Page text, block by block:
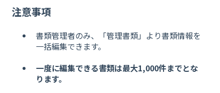
注意事項
書類管理者のみ、「管理書類」より書類情報を
一括編集できます。
一度に編集できる書類は最大1,000件までとな
ります。